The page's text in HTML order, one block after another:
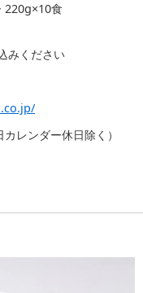
220g×10食
みください
レンダー休日除く）